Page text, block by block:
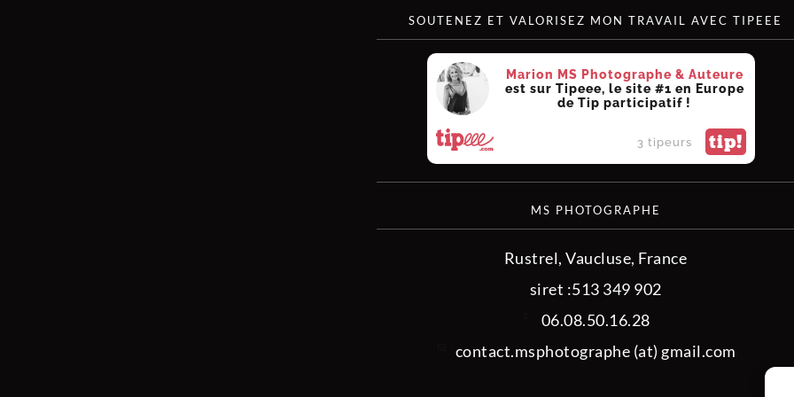
SOUTENEZ ET VALORISEZ MON TRAVAIL AVEC TIPEEE
Marion MS Photographe & Auteure
est sur Tipeee, le site #1 en Europe
de Tip participatif !
3 tipeurs tip!
MS PHOTOGRAPHE
Rustrel, Vaucluse, France
siret :513 349 902
06.08.50.16.28
contact.msphotographe (at) gmail.com